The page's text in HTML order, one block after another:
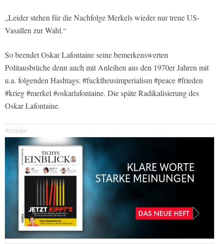
„Leider stehen für die Nachfolge Merkels wieder nur treue US-
Vasallen zur Wahl.“
So beendet Oskar Lafontaine seine bemerkenswerten
Politausbrüche denn auch mit Anleihen aus den 1970er Jahren mit
u.a. folgenden Hashtags: #fucktheusimperialism #peace #frieden
#krieg #merkel #oskarlafontaine. Die späte Radikalisierung des
Oskar Lafontaine.
Anzeige